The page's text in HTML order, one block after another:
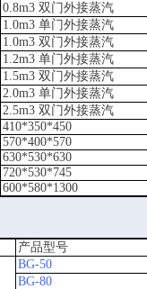
0.8m3 双门外接蒸汽
1.0m3 单门外接蒸汽
1.0m3 双门外接蒸汽
1.2m3 单门外接蒸汽
1.5m3 双门外接蒸汽
2.0m3 单门外接蒸汽
2.5m3 双门外接蒸汽
410*350*450
570*400*570
630*530*630
720*530*745
600*580*1300
产品型号
BG-50
BG-80